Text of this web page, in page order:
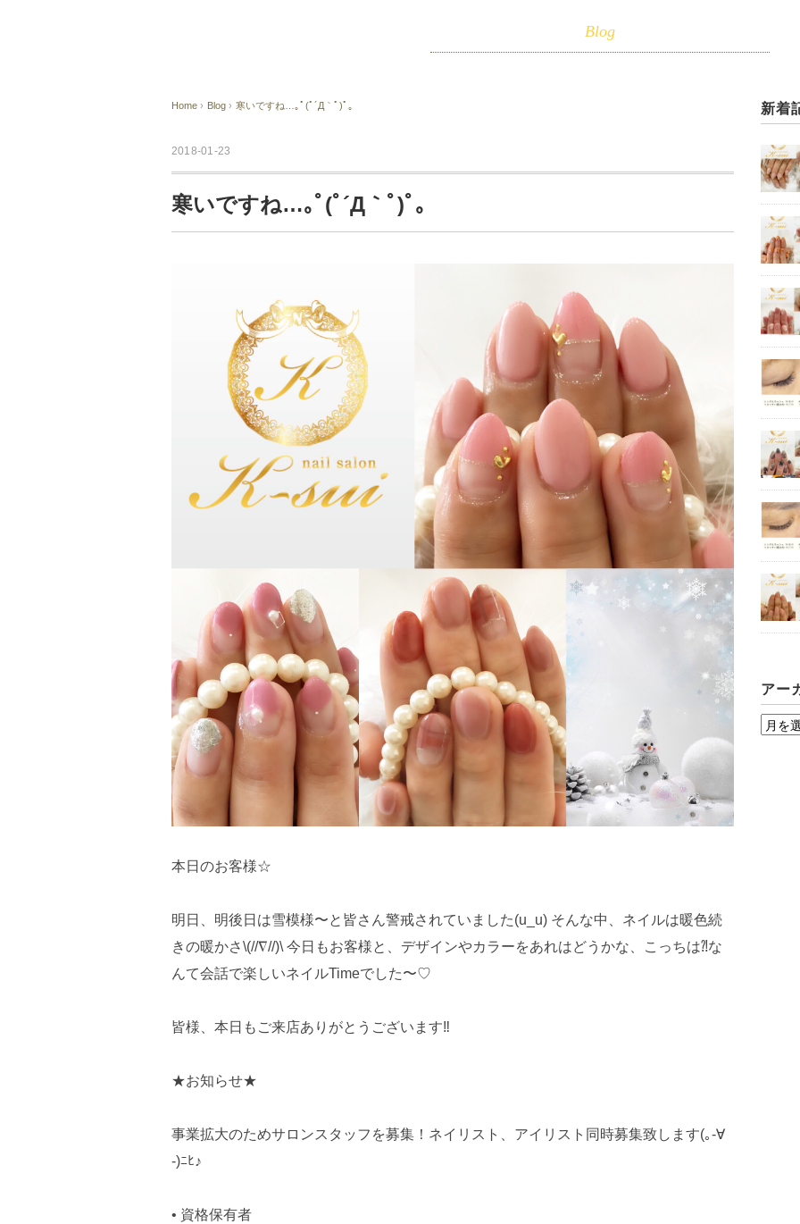
Blog
Home › Blog › 寒いですね…｡ﾟ(ﾟ´Д｀ﾟ)ﾟ｡
2018-01-23
寒いですね…｡ﾟ(ﾟ´Д｀ﾟ)ﾟ｡
本日のお客様☆
明日、明後日は雪模様〜と皆さん警戒されていました(u_u) そんな中、ネイルは暖色続
きの暖かさ\(//∇//)\ 今日もお客様と、デザインやカラーをあれはどうかな、こっちは⁈な
んて会話で楽しいネイルTimeでした〜♡
皆様、本日もご来店ありがとうございます‼︎
★お知らせ★
事業拡大のためサロンスタッフを募集！ネイリスト、アイリスト同時募集致します(｡-∀
-)ﾆﾋ♪
• 資格保有者
新着
アー
ア